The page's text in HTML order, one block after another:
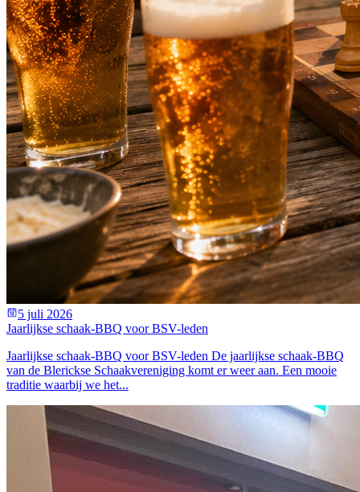
5 juli 2026
Jaarlijkse schaak-BBQ voor BSV-leden
Jaarlijkse schaak-BBQ voor BSV-leden De jaarlijkse schaak-BBQ
van de Blerickse Schaakvereniging komt er weer aan. Een mooie
traditie waarbij we het...